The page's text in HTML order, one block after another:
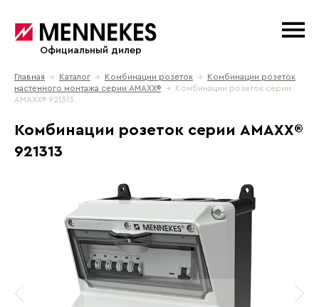
Официальный дилер
Главная → Каталог → Комбинации розеток → Комбинации розеток
настенного монтажа серии АМАХХ® → Комбинации розеток серии
AMAXX® 921313
Комбинации розеток серии AMAXX®
921313